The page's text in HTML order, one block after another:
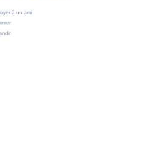
à un ami